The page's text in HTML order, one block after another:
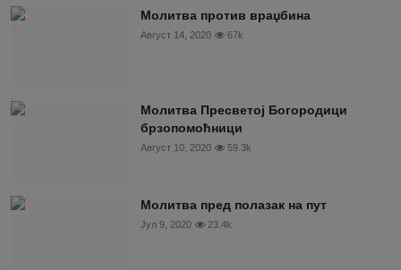
Молитва против враџбина
Август 14, 2020 67k
Молитва Пресветој Богородици
брзопомоћници
Август 10, 2020 59.3k
Молитва пред полазак на пут
Јул 9, 2020 23.4k